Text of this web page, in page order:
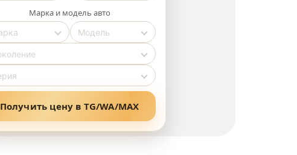
Марка и модель авто
Получить цену в TG/WA/MAX